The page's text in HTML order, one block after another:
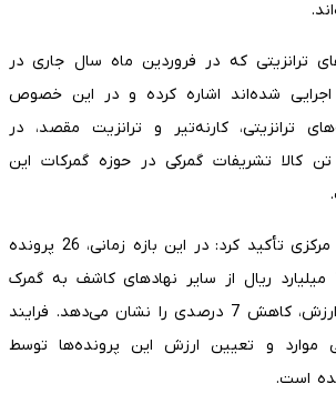
ترانزیتی که در فروردین ماه سال جاری در
اجرایی شده‌اند اشاره کرده و در این خصوص
ترانزیتی، کارنه‌تیر و ترانزیت مقصد، در
برای 26 هزار تن کالا تشریفات گمرکی در حوزه گمرکات این
مدیرکل گمرکات استان مرکزی تأکید کرد: در این بازه زمانی، 26 پرونده
تخلفات به ارزش 178 میلیارد ریال از سایر نهادهای کاشف به گمرک
ارجاع شده که از نظر ارزش، کاهش 7 درصدی را نشان می‌دهد. فرایند
موارد و تعیین ارزش این پرونده‌ها توسط
است.